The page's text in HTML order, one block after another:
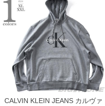
CALVIN KLEIN JEANS カルヴァ